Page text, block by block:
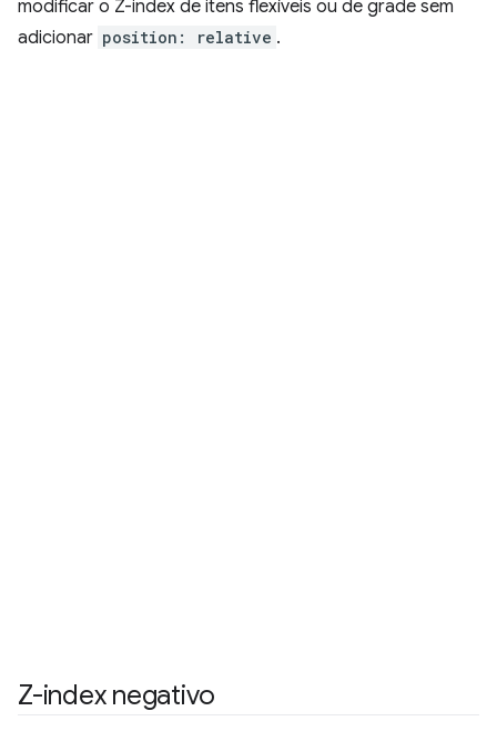
modificar o Z-index de itens flexíveis ou de grade sem
adicionar position: relative .
Z-index negativo